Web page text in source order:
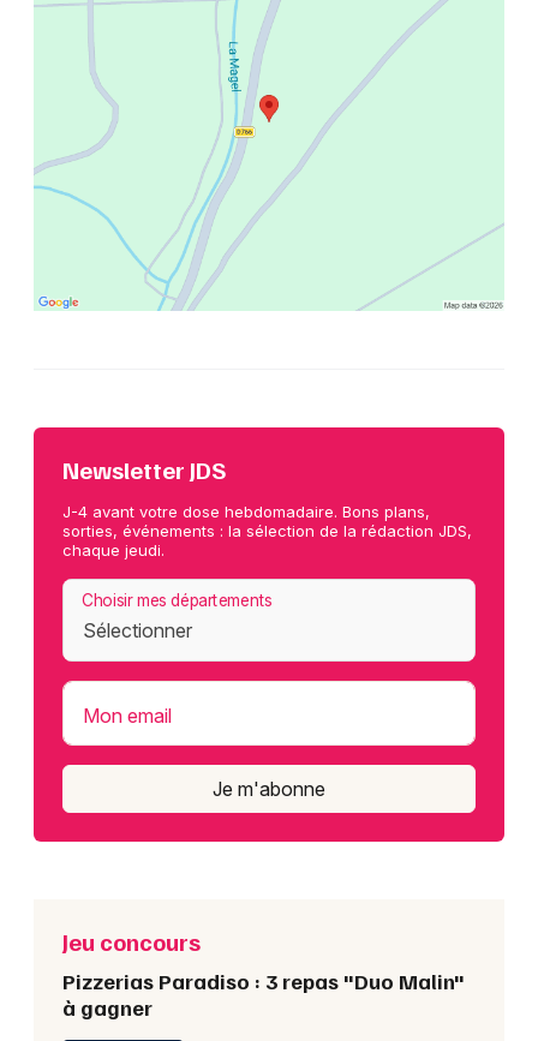
Newsletter JDS
J-4 avant votre dose hebdomadaire. Bons plans,
sorties, événements : la sélection de la rédaction JDS,
chaque jeudi.
Choisir mes départements
Mon email
Je m'abonne
Jeu concours
Pizzerias Paradiso : 3 repas "Duo Malin"
à gagner